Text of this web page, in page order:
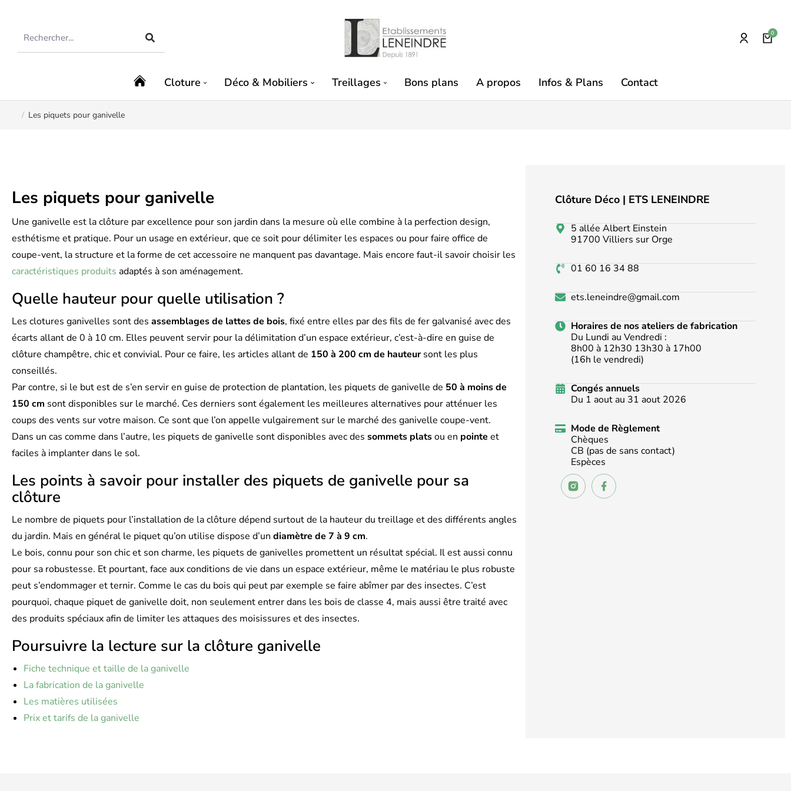
Cloture Déco & Mobiliers Treillages Bons plans A propos Infos & Plans Contact
Vous êtes ici :
Les piquets pour ganivelle
Les piquets pour ganivelle
Une ganivelle est la clôture par excellence pour son jardin dans la mesure où elle combine à la perfection design,
esthétisme et pratique. Pour un usage en extérieur, que ce soit pour délimiter les espaces ou pour faire office de
coupe-vent, la structure et la forme de cet accessoire ne manquent pas davantage. Mais encore faut-il savoir choisir les
caractéristiques produits adaptés à son aménagement.
Quelle hauteur pour quelle utilisation ?
Les clotures ganivelles sont des assemblages de lattes de bois, fixé entre elles par des fils de fer galvanisé avec des
écarts allant de 0 à 10 cm. Elles peuvent servir pour la délimitation d’un espace extérieur, c’est-à-dire en guise de
clôture champêtre, chic et convivial. Pour ce faire, les articles allant de 150 à 200 cm de hauteursont les plus
conseillés.
Par contre, si le but est de s’en servir en guise de protection de plantation, les piquets de ganivelle de 50 à moins de
150 cm sont disponibles sur le marché. Ces derniers sont également les meilleures alternatives pour atténuer les
coups des vents sur votre maison. Ce sont que l’on appelle vulgairement sur le marché des ganivelle coupe-vent.
Dans un cas comme dans l’autre, les piquets de ganivelle sont disponibles avec des sommets platsou en pointe et
faciles à implanter dans le sol.
Les points à savoir pour installer des piquets de ganivelle pour sa
clôture
Le nombre de piquets pour l’installation de la clôture dépend surtout de la hauteur du treillage et des différents angles
du jardin. Mais en général le piquet qu’on utilise dispose d’un diamètre de 7 à 9 cm.
Le bois, connu pour son chic et son charme, les piquets de ganivelles promettent un résultat spécial. Il est aussi connu
pour sa robustesse. Et pourtant, face aux conditions de vie dans un espace extérieur, même le matériau le plus robuste
peut s’endommager et ternir. Comme le cas du bois qui peut par exemple se faire abîmer par des insectes. C’est
pourquoi, chaque piquet de ganivelle doit, non seulement entrer dans les bois de classe 4, mais aussi être traité avec
des produits spéciaux afin de limiter les attaques des moisissures et des insectes.
Poursuivre la lecture sur la clôture ganivelle
Fiche technique et taille de la ganivelle
La fabrication de la ganivelle
Les matières utilisées
Prix et tarifs de la ganivelle
Clôture Déco | ETS LENEINDRE
5 allée Albert Einstein
91700 Villiers sur Orge
01 60 16 34 88
ets.leneindre@gmail.com
Horaires de nos ateliers de fabrication
Du Lundi au Vendredi :
8h00 à 12h30 13h30 à 17h00
(16h le vendredi)
Congés annuels
Du 1 aout au 31 aout 2026
Mode de Règlement
Chèques
CB (pas de sans contact)
Espèces